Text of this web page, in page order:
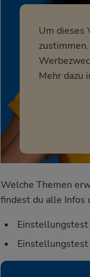
Um dieses
Mehr dazu
Welche Themen
findest du alle Infos
Einstellungstest